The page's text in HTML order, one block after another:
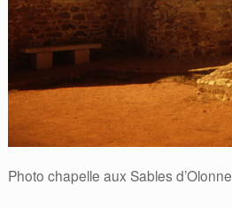
Photo chapelle aux Sables d’Olonne